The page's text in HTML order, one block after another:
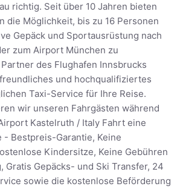
richtig. Seit über 10 Jahren bieten
die Möglichkeit, bis zu 16 Personen
Gepäck und Sportausrüstung nach
zum Airport München zu
des Flughafen Innsbrucks
und hochqualifiziertes
Taxi-Service für Ihre Reise.
wir unseren Fahrgästen während
Kastelruth / Italy Fahrt eine
- Bestpreis-Garantie, Keine
Kindersitze, Keine Gebühren
Gratis Gepäcks- und Ski Transfer, 24
sowie die kostenlose Beförderung